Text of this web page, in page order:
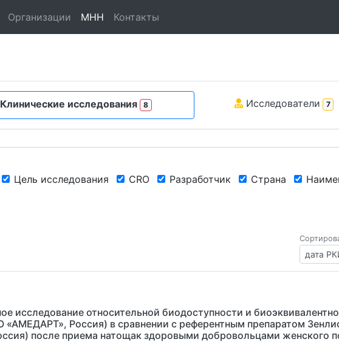
Организации МНН Контакты
исследования 8 Исследователи 7
Цель исследования CRO Разработчик Страна
исследование относительной биодоступности и
Россия) в сравнении с референтным препаратом
после приема натощак здоровыми добровольцами женского